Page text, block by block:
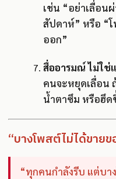
เช่น “อย่าเลื่อน
สัปดาห์” หรือ “
ออก”
สื่ออารมณ์ ไม่ใช่
คนจะหยุดเลื่อน
น้ำตาซึม หรือฮึ
“บางโพสต์ไม่ได้ขาย
“ทุกคนกำลังรีบ แต่บา